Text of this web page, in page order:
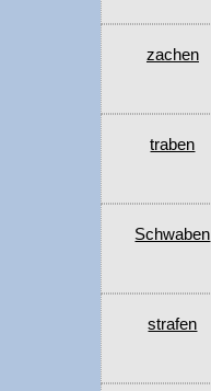
zachen
traben
Schwaben
strafen